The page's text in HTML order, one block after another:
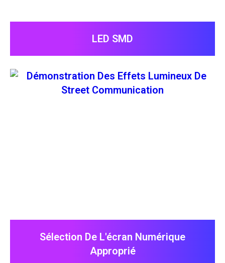
LED SMD
Sélection De L'écran Numérique
Approprié